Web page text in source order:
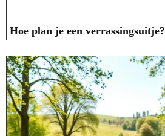
Hoe plan je een verrassingsuitje?